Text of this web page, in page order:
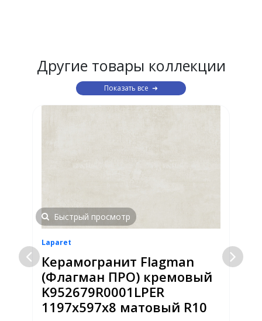
Другие товары коллекции
Показать все
Быстрый просмотр
Laparet
Керамогранит Flagman
(Флагман ПРО) кремовый
K952679R0001LPER
1197х597x8 матовый R10